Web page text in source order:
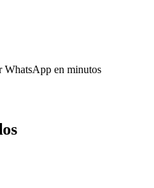
WhatsApp en minutos